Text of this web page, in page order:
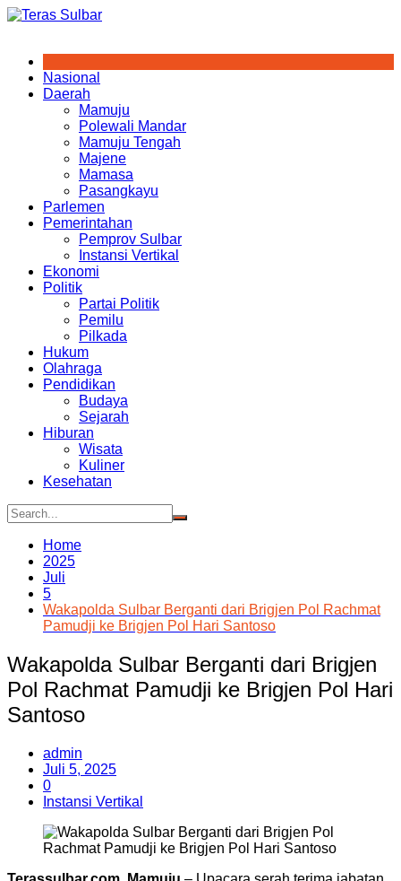
Skip
Nasional
Daerah
Mamuju
Polewali Mandar
Mamuju Tengah
Majene
Mamasa
Pasangkayu
Parlemen
Pemerintahan
Pemprov Sulbar
Instansi Vertikal
Ekonomi
Politik
Partai Politik
Pemilu
Pilkada
Hukum
Olahraga
Pendidikan
Budaya
Sejarah
Hiburan
Wisata
Kuliner
Kesehatan
Home
2025
Juli
5
Wakapolda Sulbar Berganti dari Brigjen Pol Rachmat
Pamudji ke Brigjen Pol Hari Santoso
Wakapolda Sulbar Berganti dari Brigjen
Pol Rachmat Pamudji ke Brigjen Pol Hari
Santoso
admin
Juli 5, 2025
0
Instansi Vertikal